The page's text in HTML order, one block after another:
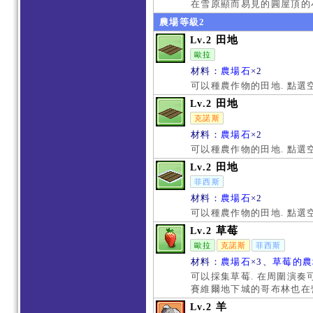
在雪原顯而易見的圓屋頂
農場等級2
Lv.2
田地
歐拉
材料： 農場石×2
可以種農作物的田地. 點選
Lv.2
田地
克諾斯
材料： 農場石×2
可以種農作物的田地. 點選
Lv.2
田地
菲西斯
材料： 農場石×2
可以種農作物的田地. 點選
Lv.2 草莓
歐拉 克諾斯 菲西斯
材料： 農場石×3、 草莓的
可以採集草莓. 在周圍演奏
賽維爾地下城的哥布林也
Lv.2 羊